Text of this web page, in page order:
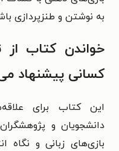
به نوشتن و طنزپردازی
خواندن کتاب از
کسانی پیشنهاد
این کتاب برای
دانشجویان و
بازی‌های زبانی و نگاه